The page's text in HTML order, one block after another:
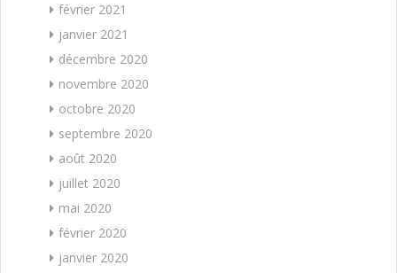
février 2021
janvier 2021
décembre 2020
novembre 2020
octobre 2020
septembre 2020
août 2020
juillet 2020
mai 2020
février 2020
janvier 2020